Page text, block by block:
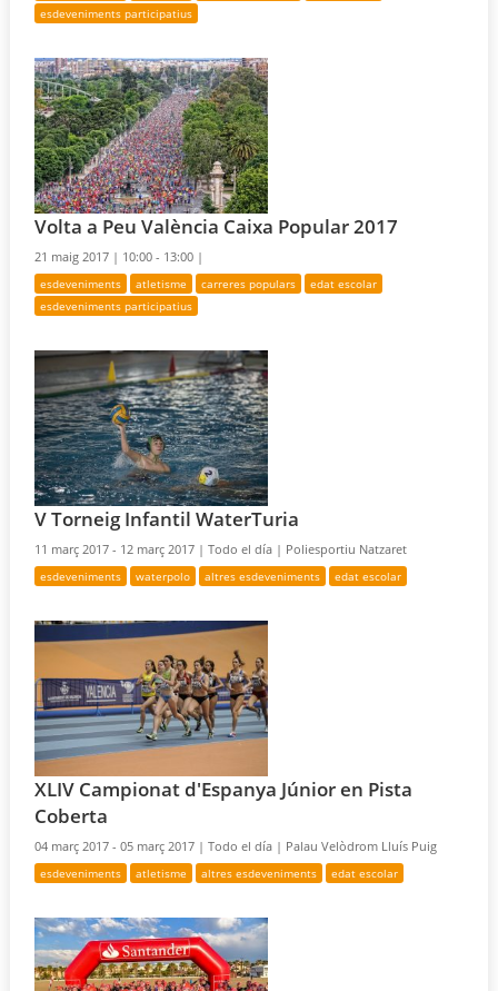
esdeveniments participatius
Volta a Peu València Caixa Popular 2017
21 maig 2017 | 10:00 - 13:00 |
esdeveniments atletisme carreres populars
edat escolar
esdeveniments participatius
V Torneig Infantil WaterTuria
11 març 2017 - 12 març 2017 |Todo el día | Poliesportiu Natzaret
esdeveniments waterpolo altres esdeveniments edat escolar
XLIV Campionat d'Espanya Júnior en Pista
Coberta
04 març 2017 - 05 març 2017 |Todo el día | Palau Velòdrom Lluís Puig
esdeveniments atletisme altres esdeveniments edat escolar